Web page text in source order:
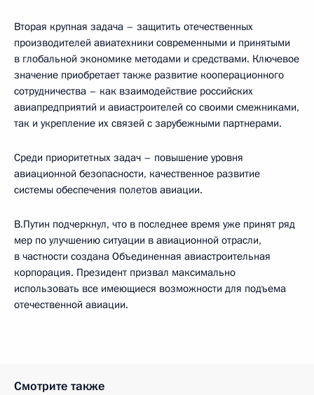
Вторая крупная задача – защитить отечественных
производителей авиатехники современными и принятыми
в глобальной экономике методами и средствами. Ключевое
значение приобретает также развитие кооперационного
сотрудничества – как взаимодействие российских
авиапредприятий и авиастроителей со своими смежниками,
так и укрепление их связей с зарубежными партнерами.
Среди приоритетных задач – повышение уровня
авиационной безопасности, качественное развитие
системы обеспечения полетов авиации.
В.Путин подчеркнул, что в последнее время уже принят ряд
мер по улучшению ситуации в авиационной отрасли,
в частности создана Объединенная авиастроительная
корпорация. Президент призвал максимально
использовать все имеющиеся возможности для подъема
отечественной авиации.
Смотрите также